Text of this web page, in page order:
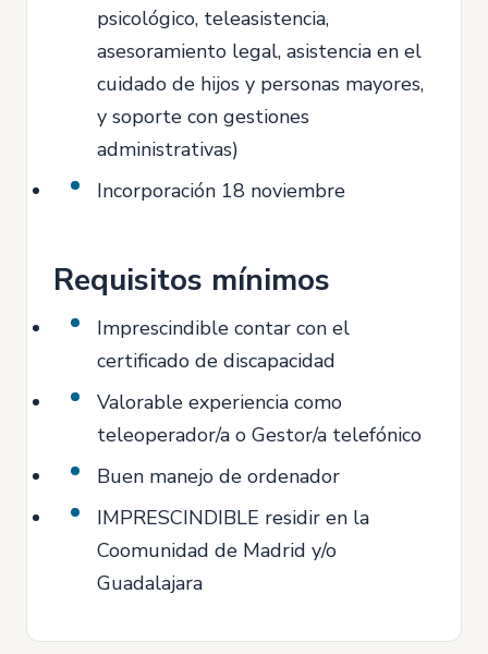
psicológico, teleasistencia,
asesoramiento legal, asistencia en el
cuidado de hijos y personas mayores,
y soporte con gestiones
administrativas)
Incorporación 18 noviembre
Requisitos mínimos
Imprescindible contar con el
certificado de discapacidad
Valorable experiencia como
teleoperador/a o Gestor/a telefónico
Buen manejo de ordenador
IMPRESCINDIBLE residir en la
Coomunidad de Madrid y/o
Guadalajara